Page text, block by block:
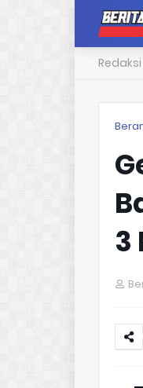
Redaksi
3